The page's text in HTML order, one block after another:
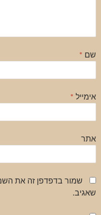
שם *
אימייל *
אתר
שמור בדפדפן זה את
שאגיב.